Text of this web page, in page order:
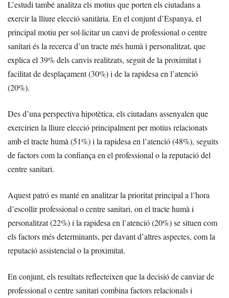
L’estudi també analitza els motius que porten els ciutadans a
exercir la lliure elecció sanitària. En el conjunt d’Espanya, el
principal motiu per sol·licitar un canvi de professional o centre
sanitari és la recerca d’un tracte més humà i personalitzat, que
explica el 39% dels canvis realitzats, seguit de la proximitat i
facilitat de desplaçament (30%) i de la rapidesa en l’atenció
(20%).
Des d’una perspectiva hipotètica, els ciutadans assenyalen que
exercirien la lliure elecció principalment per motius relacionats
amb el tracte humà (51%) i la rapidesa en l’atenció (48%), seguits
de factors com la confiança en el professional o la reputació del
centre sanitari.
Aquest patró es manté en analitzar la prioritat principal a l’hora
d’escollir professional o centre sanitari, on el tracte humà i
personalitzat (22%) i la rapidesa en l’atenció (20%) se situen com
els factors més determinants, per davant d’altres aspectes, com la
reputació assistencial o la proximitat.
En conjunt, els resultats reflecteixen que la decisió de canviar de
professional o centre sanitari combina factors relacionals i